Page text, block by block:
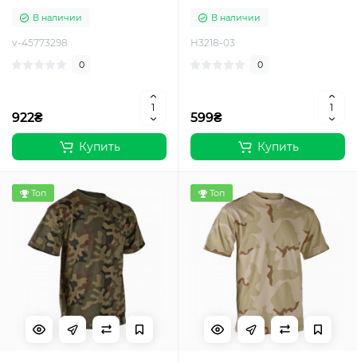
В наличии
v-45773298
0
922₴
Купить
В наличии
H3218-03
0
599₴
Купить
Топ Топ